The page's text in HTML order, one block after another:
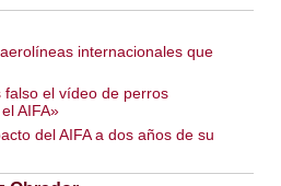
internacionales que
falso el vídeo de perros
AIFA»
del AIFA a dos años de su